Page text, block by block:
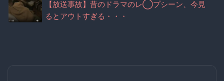
【放送事故】昔のドラマのレ◯プシーン、今見
るとアウトすぎる・・・